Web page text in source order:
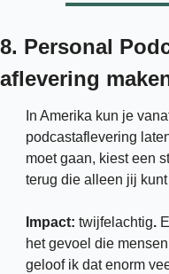
8. Personal
aflevering
In Amerika kun je
podcastaflevering
moet gaan, kiest een
terug die alleen jij
Impact: twijfelachtig.
het gevoel die
geloof ik dat enorm